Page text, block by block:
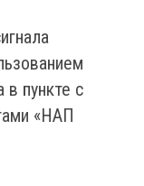
пункте с
«НАП